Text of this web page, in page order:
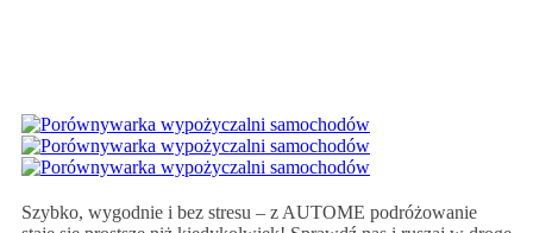
Szybko, wygodnie i bez stresu – z AUTOME podróżowanie